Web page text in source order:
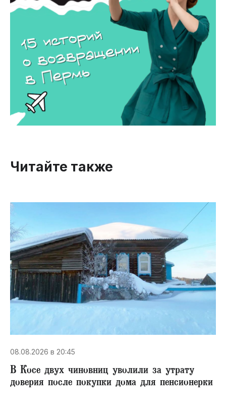
Читайте также
08.08.2026 в 20:45
В Косе двух чиновниц уволили за утрату
доверия после покупки дома для пенсионерки